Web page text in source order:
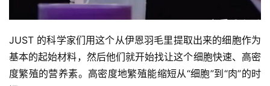
JUST 的科学家们用这个从伊恩羽毛里提取出来的细胞作为
基本的起始材料，然后他们就开始找让这个细胞快速、高密
度繁殖的营养素。高密度地繁殖能缩短从“细胞”到“肉”的时